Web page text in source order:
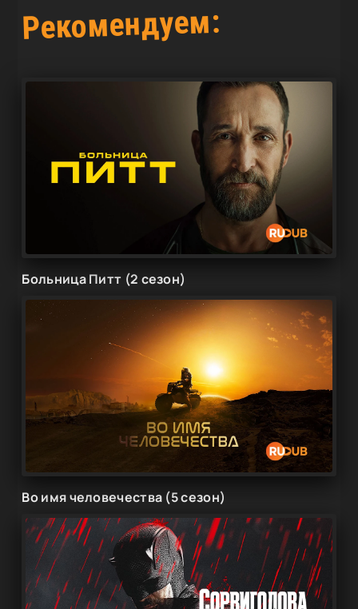
Рекомендуем:
Больница Питт (2 сезон)
Во имя человечества (5 сезон)